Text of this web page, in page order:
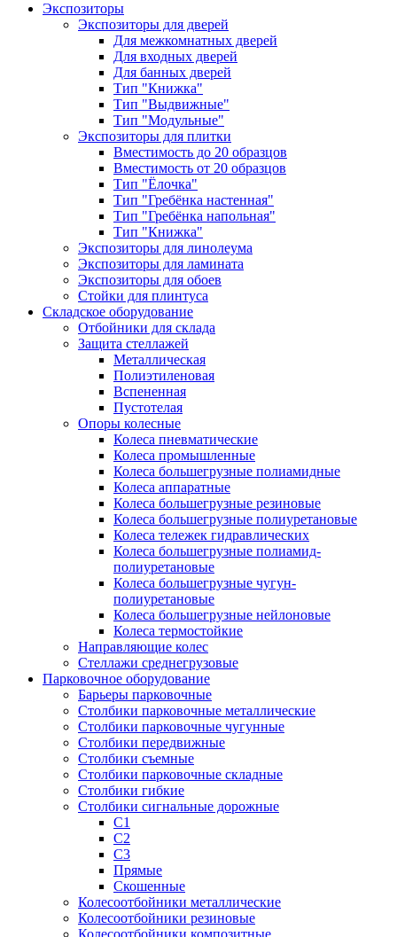
Экспозиторы
Экспозиторы для дверей
Для межкомнатных дверей
Для входных дверей
Для банных дверей
Тип "Книжка"
Тип "Выдвижные"
Тип "Модульные"
Экспозиторы для плитки
Вместимость до 20 образцов
Вместимость от 20 образцов
Тип "Ёлочка"
Тип "Гребёнка настенная"
Тип "Гребёнка напольная"
Тип "Книжка"
Экспозиторы для линолеума
Экспозиторы для ламината
Экспозиторы для обоев
Стойки для плинтуса
Складское оборудование
Отбойники для склада
Защита стеллажей
Металлическая
Полиэтиленовая
Вспененная
Пустотелая
Опоры колесные
Колеса пневматические
Колеса промышленные
Колеса большегрузные полиамидные
Колеса аппаратные
Колеса большегрузные резиновые
Колеса большегрузные полиуретановые
Колеса тележек гидравлических
Колеса большегрузные полиамид-
полиуретановые
Колеса большегрузные чугун-
полиуретановые
Колеса большегрузные нейлоновые
Колеса термостойкие
Направляющие колес
Стеллажи среднегрузовые
Парковочное оборудование
Барьеры парковочные
Столбики парковочные металлические
Столбики парковочные чугунные
Столбики передвижные
Столбики съемные
Столбики парковочные складные
Столбики гибкие
Столбики сигнальные дорожные
С1
С2
С3
Прямые
Скошенные
Колесоотбойники металлические
Колесоотбойники резиновые
Колесоотбойники композитные